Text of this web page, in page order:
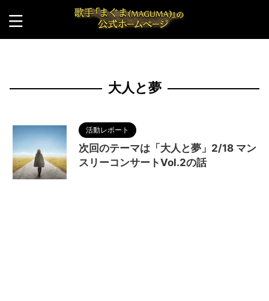
大人と夢
活動レポート
次回のテーマは「大人と夢」2/18 マン
スリーコンサートVol.2の話